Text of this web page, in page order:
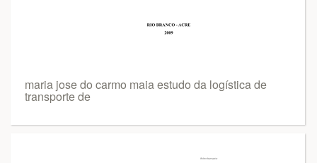
maria jose do carmo maia estudo da logística de
transporte de